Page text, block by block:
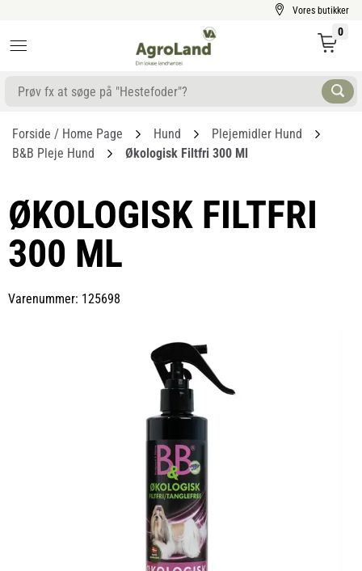
Vores butikker
0
Forside / Home Page Hund
Plejemidler Hund
B&B Pleje Hund
Økologisk Filtfri 300 Ml
ØKOLOGISK FILTFRI
300 ML
Varenummer: 125698